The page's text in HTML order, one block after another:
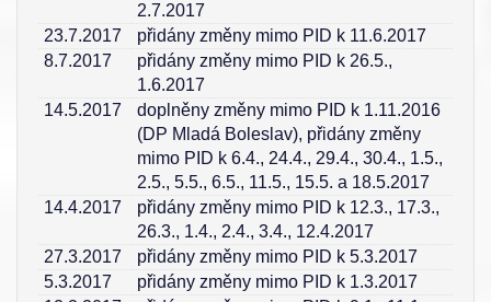
2.7.2017
23.7.2017
přidány změny mimo PID k 11.6.2017
8.7.2017
přidány změny mimo PID k 26.5.,
1.6.2017
14.5.2017
doplněny změny mimo PID k 1.11.2016
(DP Mladá Boleslav), přidány změny
mimo PID k 6.4., 24.4., 29.4., 30.4., 1.5.,
2.5., 5.5., 6.5., 11.5., 15.5. a 18.5.2017
14.4.2017
přidány změny mimo PID k 12.3., 17.3.,
26.3., 1.4., 2.4., 3.4., 12.4.2017
27.3.2017
přidány změny mimo PID k 5.3.2017
5.3.2017
přidány změny mimo PID k 1.3.2017